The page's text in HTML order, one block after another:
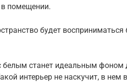
в помещении.
будет
белым станет идеальным
интерьер не наскучит, в нем